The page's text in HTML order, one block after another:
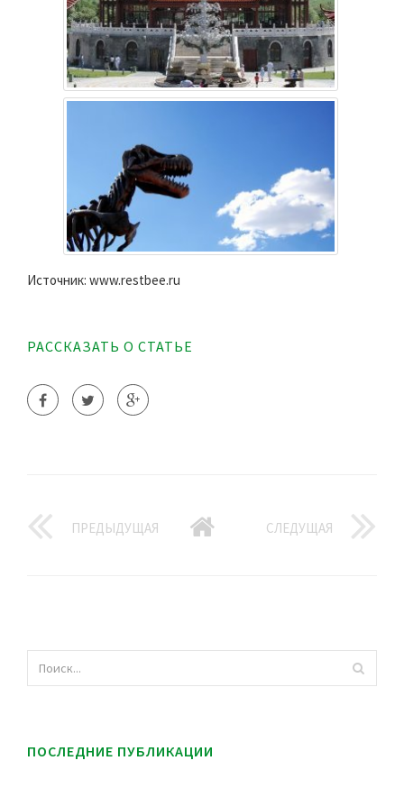
Источник: www.restbee.ru
РАССКАЗАТЬ О СТАТЬЕ
ПРЕДЫДУЩАЯ СЛЕДУЩАЯ
ПОСЛЕДНИЕ ПУБЛИКАЦИИ